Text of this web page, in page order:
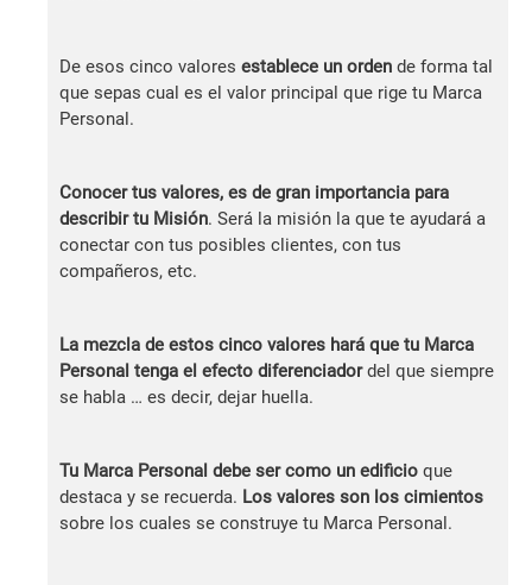
De esos cinco valores establece un orden de forma tal
que sepas cual es el valor principal que rige tu Marca
Personal.
Conocer tus valores, es de gran importancia para
describir tu Misión. Será la misión la que te ayudará a
conectar con tus posibles clientes, con tus
compañeros, etc.
La mezcla de estos cinco valores hará que tu Marca
Personal tenga el efecto diferenciadordel que siempre
se habla … es decir, dejar huella.
Tu Marca Personal debe ser como un edificio que
destaca y se recuerda. Los valores son los cimientos
sobre los cuales se construye tu Marca Personal.